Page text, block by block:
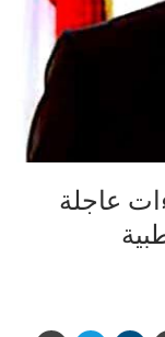
عاجلة